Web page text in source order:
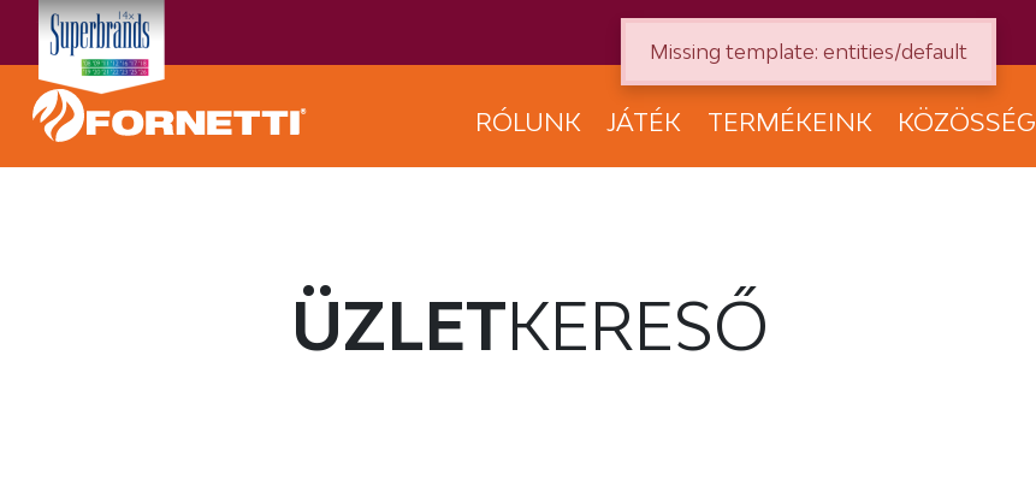
RÓLUNK JÁTÉK TERMÉKEINK KÖZÖSSÉG
ÜZLETKERESŐ
Missing template: entities/default